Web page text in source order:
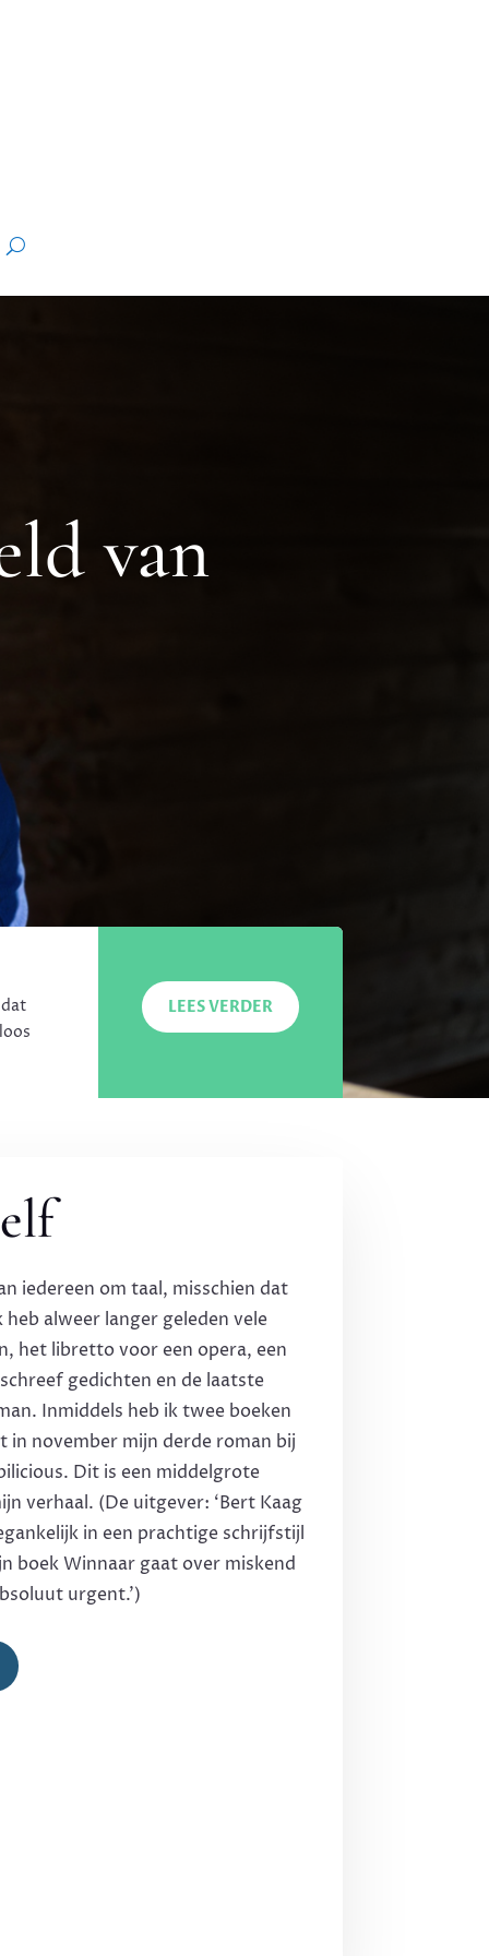
van
LEES VERDER
iedereen om taal, misschien dat
alweer langer geleden vele
het libretto voor een opera, een
gedichten en de laatste
Inmiddels heb ik twee boeken
in november mijn derde roman bij
Dit is een middelgrote
verhaal. (De uitgever: ‘Bert Kaag
in een prachtige schrijfstijl
boek Winnaar gaat over miskend
urgent.’)